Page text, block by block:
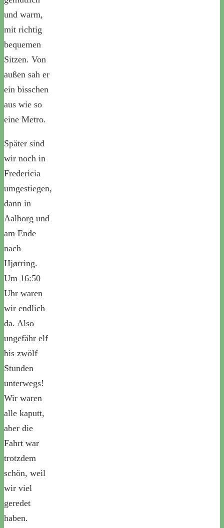
und warm,
mit richtig
bequemen
Sitzen. Von
außen sah er
ein bisschen
aus wie so
eine Metro.
Später sind
wir noch in
Fredericia
umgestiegen,
dann in
Aalborg und
am Ende
nach
Hjørring.
Um 16:50
Uhr waren
wir endlich
da. Also
ungefähr elf
bis zwölf
Stunden
unterwegs!
Wir waren
alle kaputt,
aber die
Fahrt war
trotzdem
schön, weil
wir viel
geredet
haben.